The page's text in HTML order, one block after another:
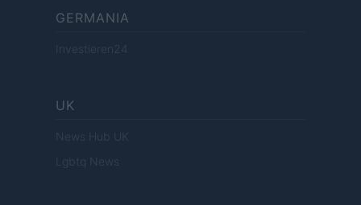
GERMANIA
Investieren24
UK
News Hub UK
Lgbtq News